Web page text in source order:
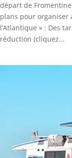
départ de
plans pour organiser
l’Atlantique » : Des
réduction (cliquez...